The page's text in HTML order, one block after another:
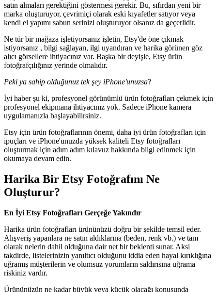
satın almaları gerektiğini göstermesi gerekir. Bu, sıfırdan yeni bir
marka oluşturuyor, çevrimiçi olarak eski kıyafetler satıyor veya
kendi el yapımı sabun serinizi oluşturuyor olsanız da geçerlidir.
Ne tür bir mağaza işletiyorsanız işletin, Etsy'de öne çıkmak
istiyorsanız , bilgi sağlayan, ilgi uyandıran ve harika görünen göz
alıcı görsellere ihtiyacınız var. Başka bir deyişle, Etsy ürün
fotoğrafçılığınız yerinde olmalıdır.
Peki ya sahip olduğunuz tek şey iPhone'unuzsa?
İyi haber şu ki, profesyonel görünümlü ürün fotoğrafları çekmek için
profesyonel ekipmana ihtiyacınız yok. Sadece iPhone kamera
uygulamanızla başlayabilirsiniz.
Etsy için ürün fotoğraflarının önemi, daha iyi ürün fotoğrafları için
ipuçları ve iPhone'unuzda yüksek kaliteli Etsy fotoğrafları
oluşturmak için adım adım kılavuz hakkında bilgi edinmek için
okumaya devam edin.
Harika Bir Etsy Fotoğrafını Ne
Oluşturur?
En İyi Etsy Fotoğrafları Gerçeğe Yakındır
Harika ürün fotoğrafları ürününüzü doğru bir şekilde temsil eder.
Alışveriş yapanlara ne satın aldıklarına (beden, renk vb.) ve tam
olarak nelerin dahil olduğuna dair net bir beklenti sunar. Aksi
takdirde, listelerinizin yanıltıcı olduğunu iddia eden hayal kırıklığına
uğramış müşterilerin ve olumsuz yorumların saldırısına uğrama
riskiniz vardır.
Ürününüzün ne kadar büyük veya küçük olacağı konusunda